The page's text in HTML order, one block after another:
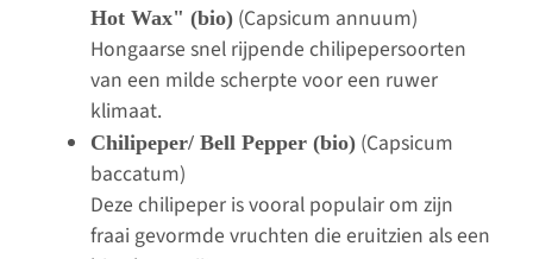
Hot Wax" (bio) (Capsicum annuum)
Hongaarse snel rijpende chilipepersoorten
van een milde scherpte voor een ruwer
klimaat.
Chilipeper/ Bell Pepper (bio) (Capsicum
baccatum)
Deze chilipeper is vooral populair om zijn
fraai gevormde vruchten die eruitzien als een